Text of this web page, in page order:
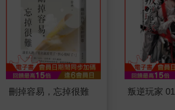
刪掉容易，忘掉很難 叛逆玩家 01